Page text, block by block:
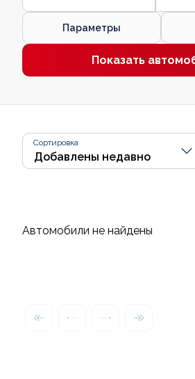
Параметры
Показать
Сортировка
Автомобили не найдены